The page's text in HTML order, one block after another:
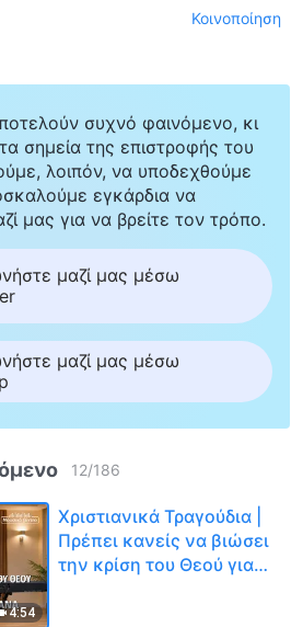
Κοινοποίηση
συχνό φαινόμενο, κι
σημεία της επιστροφής του
λοιπόν, να υποδεχθούμε
εγκάρδια να
μας για να βρείτε τον τρόπο.
μαζί μας μέσω
μαζί μας μέσω
12/186
4:54
Χριστιανικά Τραγούδια |
Πρέπει κανείς να βιώσει
την κρίση του Θεού για